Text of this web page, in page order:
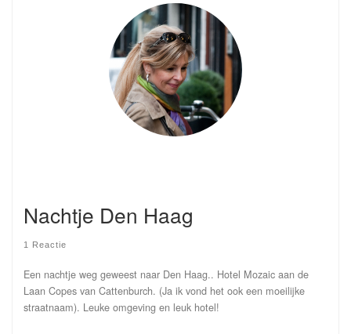
Nachtje Den Haag
1 Reactie
Een nachtje weg geweest naar Den Haag.. Hotel Mozaic aan de
Laan Copes van Cattenburch. (Ja ik vond het ook een moeilijke
straatnaam). Leuke omgeving en leuk hotel!